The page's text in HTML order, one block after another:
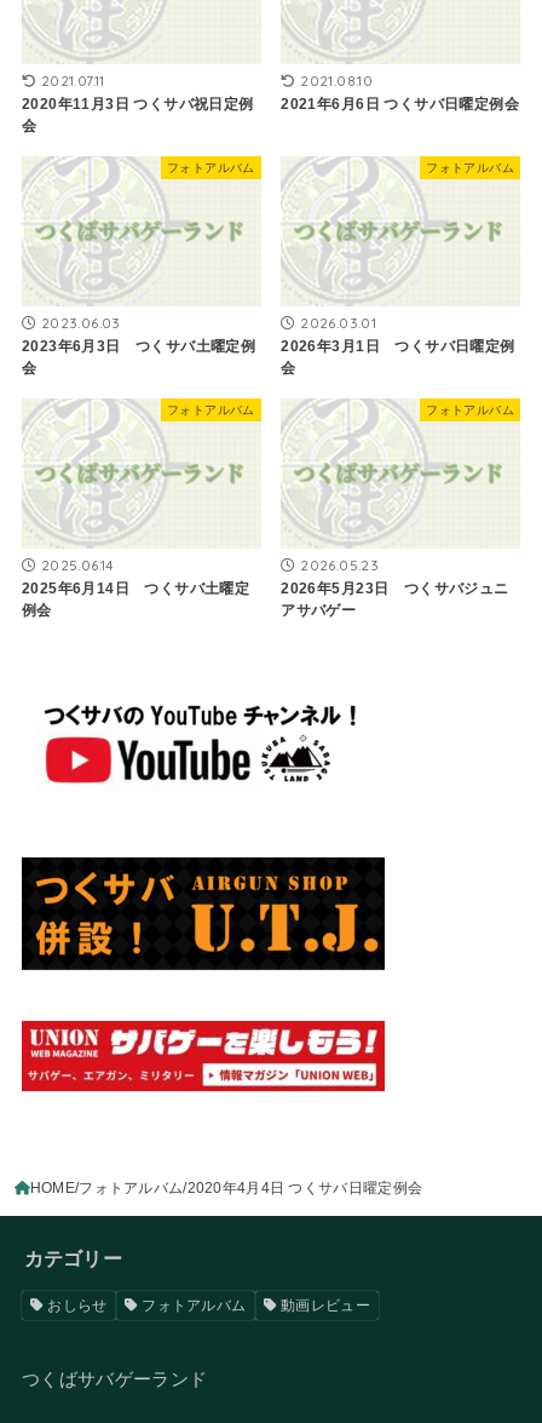
2021.07.11
2020年11月3日 つくサバ祝日定例
会
2021.08.10
2021年6月6日 ​つくサバ日曜定例会
フォトアルバム
2023.06.03
2023年6月3日 つくサバ土曜定例
会
フォトアルバム
2026.03.01
2026年3月1日 つくサバ日曜定例
会
フォトアルバム
2025.06.14
2025年6月14日 つくサバ土曜定
例会
フォトアルバム
2026.05.23
2026年5月23日 つくサバジュニ
アサバゲー
HOME フォトアルバム 2020年4月4日 つくサバ日曜定例会
カテゴリー
おしらせ フォトアルバム 動画レビュー
つくばサバゲーランド